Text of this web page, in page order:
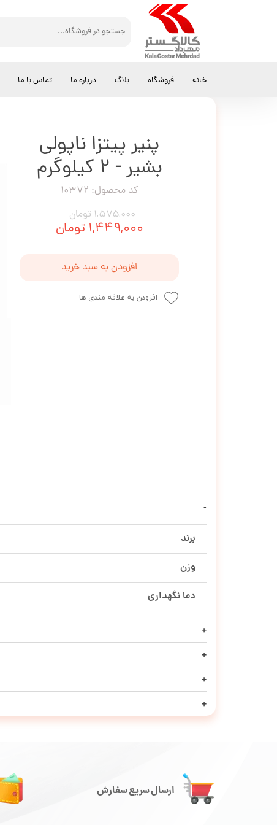
خانه فروشگاه بلاگ درباره ما تماس با ما کالاگستر مهرداد پنیر پیتزا پنیر پیتزا ناپولی بشیر - 2 کیلوگرم
پنیر پیتزا ناپولی
بشیر - 2 کیلوگرم
کد محصول: 10372
۱,۵۷۵,۰۰۰ تومان
۱,۴۴۹,۰۰۰ تومان
افزودن به سبد خرید
افزودن به علاقه مندی ها
برند
وزن
دما نگهداری
ارسال سریع سفارش